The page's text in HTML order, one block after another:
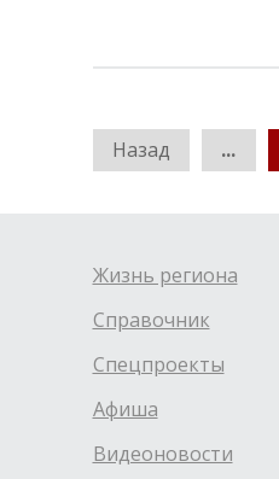
Назад ...
Жизнь региона
Справочник
Спецпроекты
Афиша
Видеоновости